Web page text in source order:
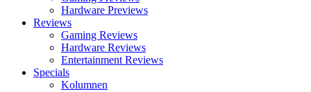
Hardware Previews
Reviews
Gaming Reviews
Hardware Reviews
Entertainment Reviews
Specials
Kolumnen